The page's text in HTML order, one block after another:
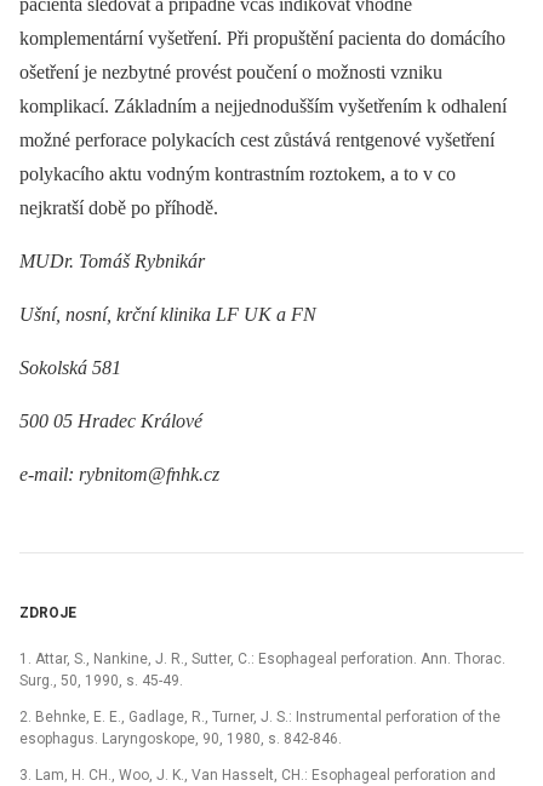
pacienta sledovat a případně včas indikovat vhodné
komplementární vyšetření. Při propuštění pacienta do domácího
ošetření je nezbytné provést poučení o možnosti vzniku
komplikací. Základním a nejjednodušším vyšetřením k odhalení
možné perforace polykacích cest zůstává rentgenové vyšetření
polykacího aktu vodným kontrastním roztokem, a to v co
nejkratší době po příhodě.
MUDr. Tomáš Rybnikár
Ušní, nosní, krční klinika LF UK a FN
Sokolská 581
500 05 Hradec Králové
e-mail: rybnitom@fnhk.cz
ZDROJE
1. Attar, S., Nankine, J. R., Sutter, C.: Esophageal perforation. Ann. Thorac.
Surg., 50, 1990, s. 45-49.
2. Behnke, E. E., Gadlage, R., Turner, J. S.: Instrumental perforation of the
esophagus. Laryngoskope, 90, 1980, s. 842-846.
3. Lam, H. CH., Woo, J. K., Van Hasselt, CH.: Esophageal perforation and